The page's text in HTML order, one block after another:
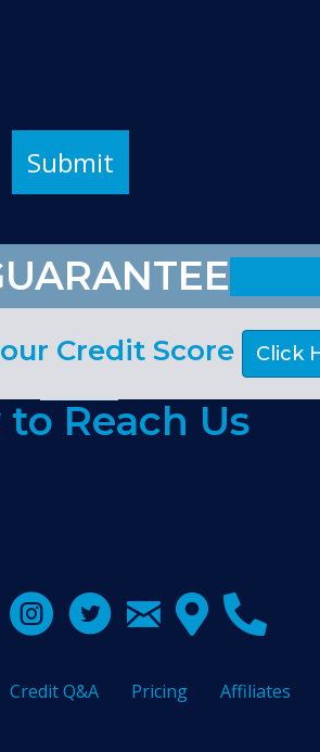
Credit Score Click
to Reach Us
Credit Q&A Pricing Affiliates